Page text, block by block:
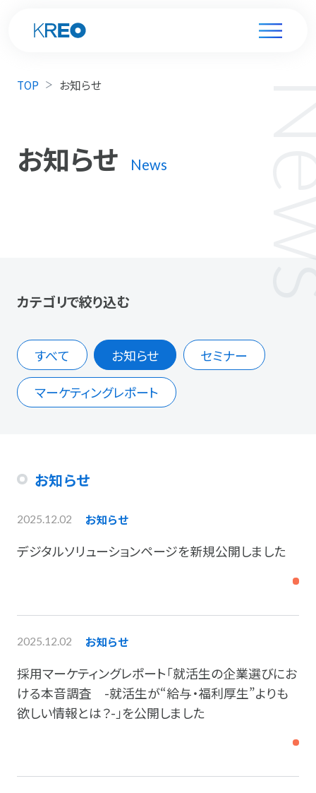
TOP お知らせ
お知らせ News
カテゴリで絞り込む
すべて お知らせ セミナー
マーケティングレポート
お知らせ
2025.12.02 お知らせ
デジタルソリューションページを新規公開しました
2025.12.02 お知らせ
採用マーケティングレポート「就活生の企業選びにお
ける本音調査 -就活生が“給与・福利厚生”よりも
欲しい情報とは？-」を公開しました